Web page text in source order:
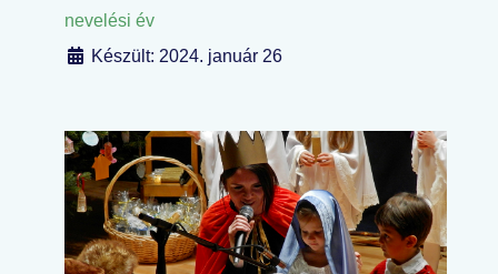
nevelési év
Készült: 2024. január 26